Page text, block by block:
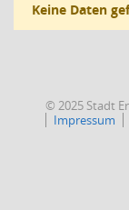
Keine Daten
© 2025 Stadt
Impressum